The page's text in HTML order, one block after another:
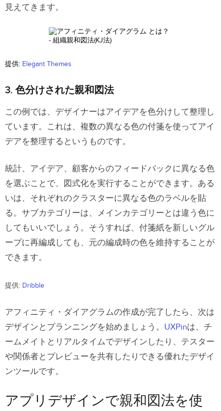
まとめ
見えてきます。
提供: Elegant Themes
3. 色分けされた親和図法
この例では、デザイナーはアイデアを色分けして整理し
ています。これは、複数の異なる色の付箋を使ってアイ
デアを整理するというものです。
統計、アイデア、顧客からのフィードバックに異なる色
を選ぶことで、図式化を実行することができます。ある
いは、それぞれのクラスターに異なる色のラベルを貼
る。サブカテゴリーは、メインカテゴリーとは違う色に
してもいいでしょう。そうすれば、付箋紙を新しいグル
ープに再編成しても、元の編成時の色を維持することが
できます。
提供: Dribble
アフィニティ・ダイアグラムの作成が完了したら、次は
デザインとプランニングを始めましょう。 UXPinは、チ
ームメイトとリアルタイムでデザインしたり、テスター
や関係者とプレビューを共有したりできる優れたデザイ
ンツールです。
アプリデザインで親和図法を使